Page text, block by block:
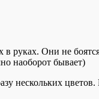
руках. Они не
наоборот бывает)
нескольких